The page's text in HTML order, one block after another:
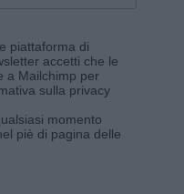
piattaforma di
accetti che le
a Mailchimp per
sulla privacy
momento
piè di pagina delle